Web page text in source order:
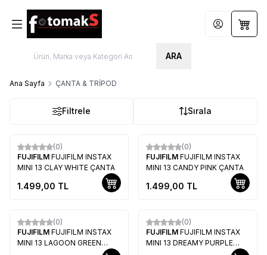
ARA
Hesabım
Ana Sayfa ÇANTA & TRİPOD
Filtrele Sırala
Yeni
(0)
FUJIFILM FUJIFILM INSTAX
MINI 13 CLAY WHITE ÇANTA
1.499,00 TL
Yeni
(0)
FUJIFILM FUJIFILM INSTAX
MINI 13 CANDY PINK ÇANTA
1.499,00 TL
Yeni
(0)
FUJIFILM FUJIFILM INSTAX
MINI 13 LAGOON GREEN
Yeni
(0)
FUJIFILM FUJIFILM INSTAX
MINI 13 DREAMY PURPLE